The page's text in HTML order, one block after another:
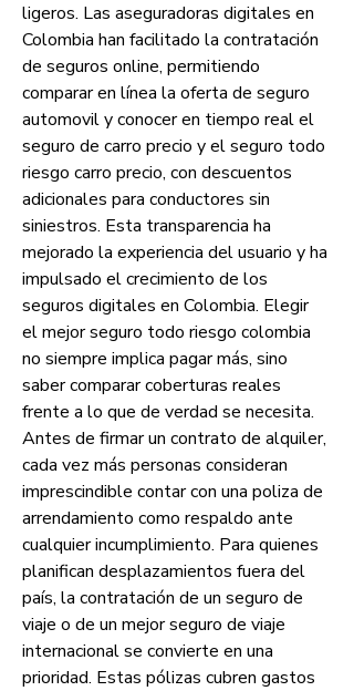
ligeros. Las aseguradoras digitales en
Colombia han facilitado la contratación
de seguros online, permitiendo
comparar en línea la oferta de seguro
automovil y conocer en tiempo real el
seguro de carro precio y el seguro todo
riesgo carro precio, con descuentos
adicionales para conductores sin
siniestros. Esta transparencia ha
mejorado la experiencia del usuario y ha
impulsado el crecimiento de los
seguros digitales en Colombia. Elegir
el mejor seguro todo riesgo colombia
no siempre implica pagar más, sino
saber comparar coberturas reales
frente a lo que de verdad se necesita.
Antes de firmar un contrato de alquiler,
cada vez más personas consideran
imprescindible contar con una poliza de
arrendamiento como respaldo ante
cualquier incumplimiento. Para quienes
planifican desplazamientos fuera del
país, la contratación de un seguro de
viaje o de un mejor seguro de viaje
internacional se convierte en una
prioridad. Estas pólizas cubren gastos